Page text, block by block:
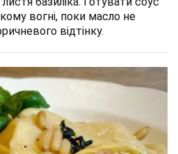
вогні, поки масло не
відтінку.